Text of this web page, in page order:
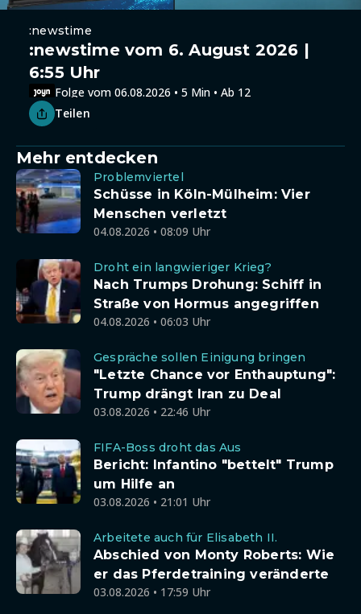
:newstime
:newstime vom 6. August 2026 |
6:55 Uhr
Folge vom 06.08.2026 • 5 Min • Ab 12
Teilen
Mehr entdecken
Problemviertel
Schüsse in Köln-Mülheim: Vier
Menschen verletzt
04.08.2026 • 08:09 Uhr
Droht ein langwieriger Krieg?
Nach Trumps Drohung: Schiff in
Straße von Hormus angegriffen
04.08.2026 • 06:03 Uhr
Gespräche sollen Einigung bringen
"Letzte Chance vor Enthauptung":
Trump drängt Iran zu Deal
03.08.2026 • 22:46 Uhr
FIFA-Boss droht das Aus
Bericht: Infantino "bettelt" Trump
um Hilfe an
03.08.2026 • 21:01 Uhr
Arbeitete auch für Elisabeth II.
Abschied von Monty Roberts: Wie
er das Pferdetraining veränderte
03.08.2026 • 17:59 Uhr